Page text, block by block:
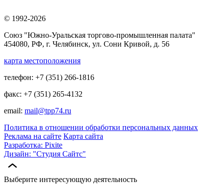
© 1992-2026
Союз "Южно-Уральская торгово-промышленная палата"
454080, РФ, г. Челябинск, ул. Сони Кривой, д. 56
карта местоположения
телефон: +7 (351) 266-1816
факс: +7 (351) 265-4132
email: mail@tpp74.ru
Политика в отношении обработки персональных данных
Реклама на сайте Карта сайта
Разработка: Pixite
Дизайн: "Студия Сайтс"
Выберите интересующую деятельность